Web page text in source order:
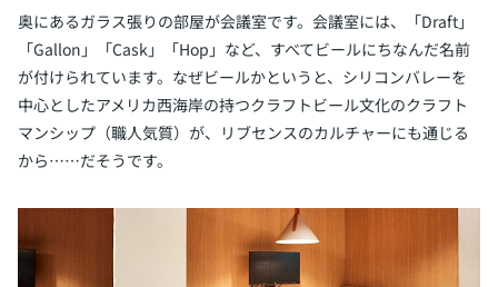
奥にあるガラス張りの部屋が会議室です。会議室には、「Draft」
「Gallon」「Cask」「Hop」など、すべてビールにちなんだ名前
が付けられています。なぜビールかというと、シリコンバレーを
中心としたアメリカ西海岸の持つクラフトビール文化のクラフト
マンシップ（職人気質）が、リブセンスのカルチャーにも通じる
から……だそうです。